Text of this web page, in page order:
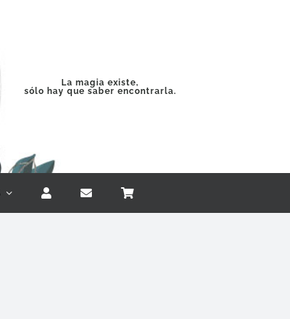
La magia existe,
sólo hay que saber encontrarla.